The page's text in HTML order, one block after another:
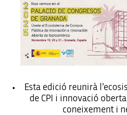
Esta edició reunirà
de CPI i innovació
coneixement i